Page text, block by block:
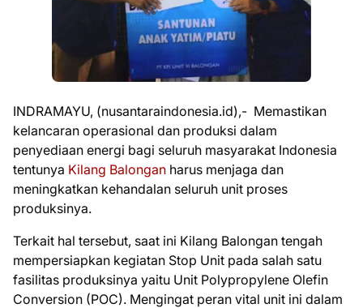
INDRAMAYU, (nusantaraindonesia.id),- Memastikan
kelancaran operasional dan produksi dalam
penyediaan energi bagi seluruh masyarakat Indonesia
tentunya Kilang Balongan harus menjaga dan
meningkatkan kehandalan seluruh unit proses
produksinya.
Terkait hal tersebut, saat ini Kilang Balongan tengah
mempersiapkan kegiatan Stop Unit pada salah satu
fasilitas produksinya yaitu Unit Polypropylene Olefin
Conversion (POC). Mengingat peran vital unit ini dalam